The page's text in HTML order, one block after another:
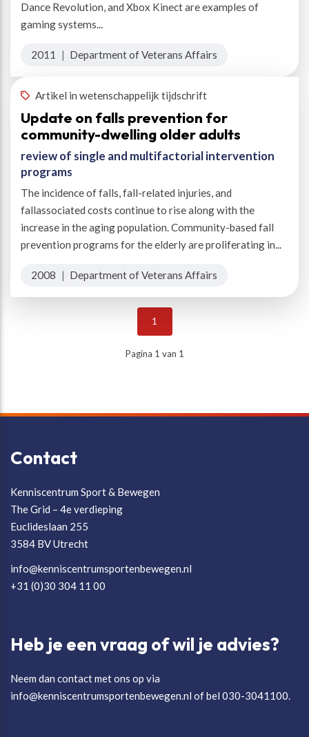
Dance Revolution, and Xbox Kinect are examples of
gaming systems...
2011 | Department of Veterans Affairs
Artikel in wetenschappelijk tijdschrift
Update on falls prevention for
community-dwelling older adults
review of single and multifactorial intervention
programs
The incidence of falls, fall-related injuries, and
fallassociated costs continue to rise along with the
increase in the aging population. Community-based fall
prevention programs for the elderly are proliferating in...
2008 | Department of Veterans Affairs
1
Pagina 1 van 1
Contact
Kenniscentrum Sport & Bewegen
The Grid – 4e verdieping
Euclideslaan 255
3584 BV Utrecht
info@kenniscentrumsportenbewegen.nl
+31 (0)30 304 11 00
Heb je een vraag of wil je advies?
Neem dan contact met ons op via
info@kenniscentrumsportenbewegen.nl of bel 030-3041100.